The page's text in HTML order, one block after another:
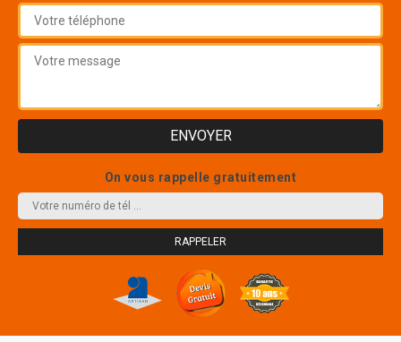
On vous rappelle gratuitement